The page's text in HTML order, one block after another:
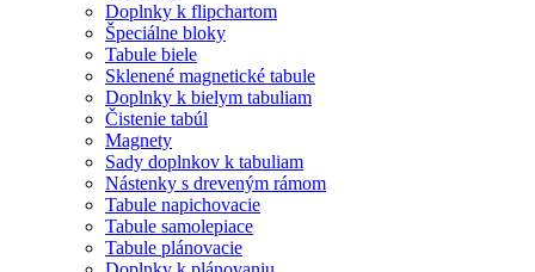
Doplnky k flipchartom
Špeciálne bloky
Tabule biele
Sklenené magnetické tabule
Doplnky k bielym tabuliam
Čistenie tabúl
Magnety
Sady doplnkov k tabuliam
Nástenky s dreveným rámom
Tabule napichovacie
Tabule samolepiace
Tabule plánovacie